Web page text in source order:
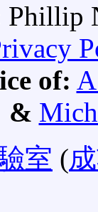
Phillip
of:
&
室 (